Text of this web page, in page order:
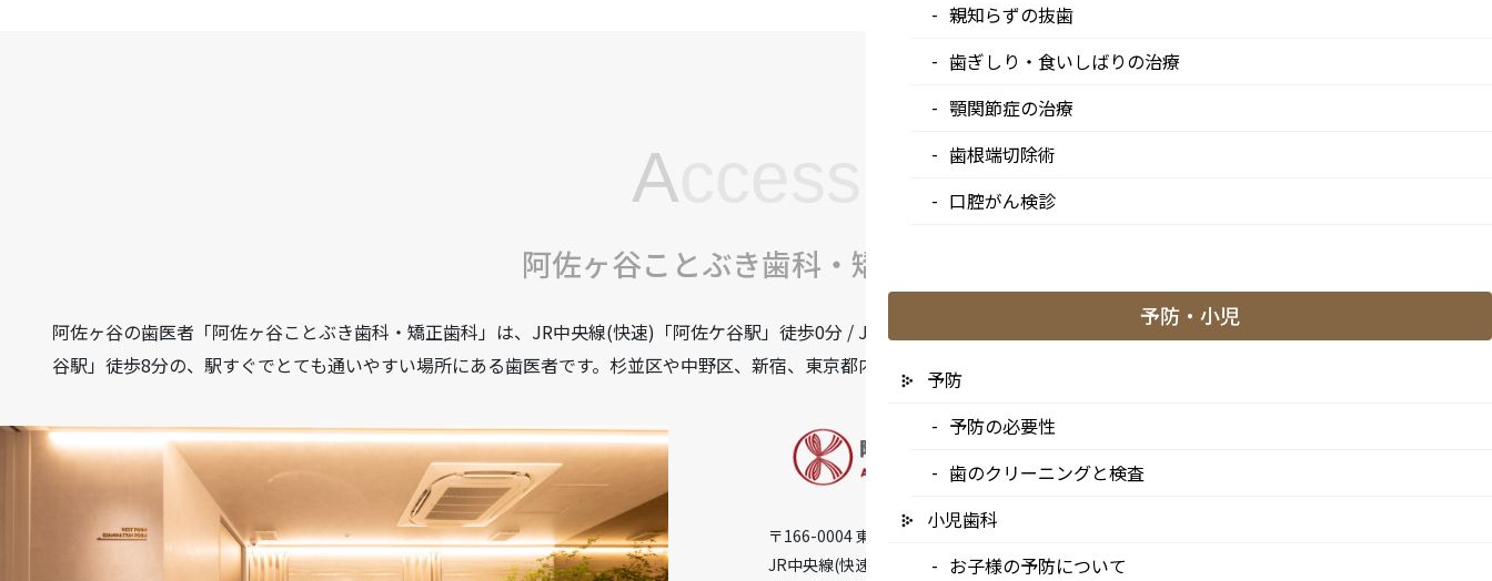
A
阿佐ヶ谷ことぶき歯科・矯正歯科
阿佐ヶ谷の歯医者「阿佐ヶ谷ことぶき歯科・矯正歯科」は、JR中央線(快速)「阿佐ケ谷駅」徒歩0分 / JR中央/総武線「阿佐ケ谷駅」徒歩0分 / 東京メトロ丸ノ内線「南阿佐ケ
谷駅」徒歩8分の、駅すぐでとても通いやすい場所にある歯医者です。杉並区や中野区、新宿、東京都内、隣接県や遠方からも患者様に来院頂きやすい環境といえます。
〒166-0004 東京都杉並区阿佐谷南3-37-14 第二北原ビル3階
JR中央線(快速)「阿佐ケ谷駅」徒歩0分 / JR中央/総武線「阿佐ケ谷駅」徒歩0分 / 東京メトロ丸ノ
親知らずの抜歯
歯ぎしり・食いしばりの治療
顎関節症の治療
歯根端切除術
口腔がん検診
予防・小児
予防
予防の必要性
歯のクリーニングと検査
小児歯科
お子様の予防について